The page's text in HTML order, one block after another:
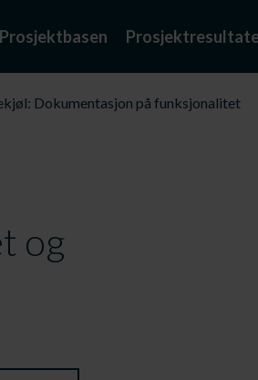
Prosjektbasen
Dokumentasjon på funksjonalitet
og